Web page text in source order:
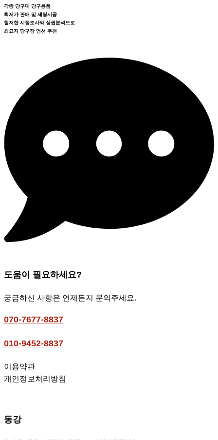
각종 당구대 당구용품
최저가 판매 및 세팅시공
철저한 시장조사와 상권분석으로
최요지 당구장 엄선 추천
도움이 필요하세요?
궁금하신 사항은 언제든지 문의주세요.
070-7677-8837
010-9452-8837
이용약관
개인정보처리방침
동강